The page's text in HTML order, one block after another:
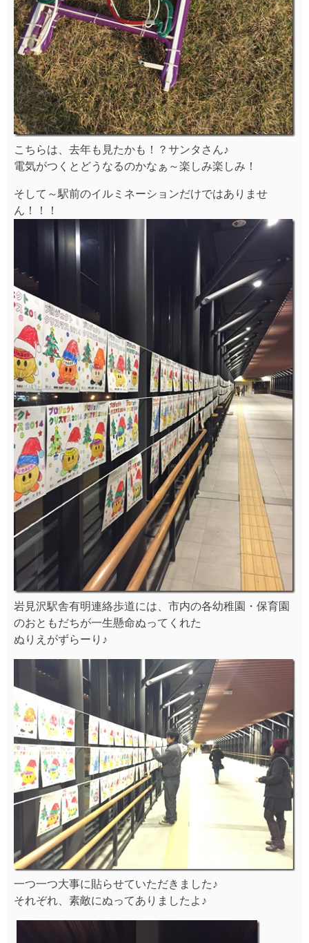
こちらは、去年も見たかも！？サンタさん♪
電気がつくとどうなるのかなぁ～楽しみ楽しみ！
そして～駅前のイルミネーションだけではありませ
ん！！！
岩見沢駅舎有明連絡歩道には、市内の各幼稚園・保育園
のおともだちが一生懸命ぬってくれた
ぬりえがずらーり♪
一つ一つ大事に貼らせていただきました♪
それぞれ、素敵にぬってありましたよ♪